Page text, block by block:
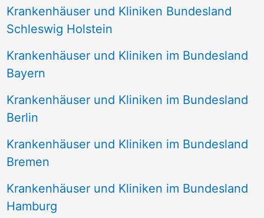
Krankenhäuser und Kliniken Bundesland
Schleswig Holstein
Krankenhäuser und Kliniken im Bundesland
Bayern
Krankenhäuser und Kliniken im Bundesland
Berlin
Krankenhäuser und Kliniken im Bundesland
Bremen
Krankenhäuser und Kliniken im Bundesland
Hamburg